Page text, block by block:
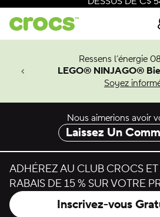
Ressens l’énergie
LEGO® NINJAGO®
Soyez
Man.
Nous aimerions avoir
Laissez Un
ADHÉREZ AU CLUB CROCS
RABAIS DE 15 % SUR VOTRE
Inscrivez-vous